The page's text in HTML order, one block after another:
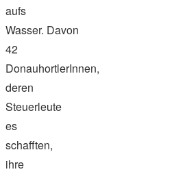
aufs
Wasser. Davon
42
DonauhortlerInnen,
deren
Steuerleute
es
schafften,
ihre